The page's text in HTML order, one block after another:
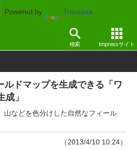
Powered by Translate
検索 Impressサイト
メ
ルドマップを生成できる「ワ
」
山などを色分けした自然なフィール
（2013/4/10 10:24）